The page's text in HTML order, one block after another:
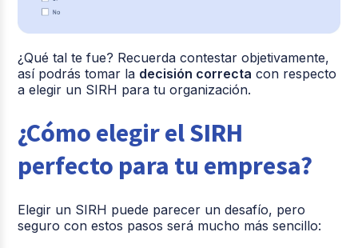
¿Qué tal te fue? Recuerda contestar objetivamente,
así podrás tomar la decisión correcta con respecto
a elegir un SIRH para tu organización.
¿Cómo elegir el SIRH
perfecto para tu empresa?
Elegir un SIRH puede parecer un desafío, pero
seguro con estos pasos será mucho más sencillo: